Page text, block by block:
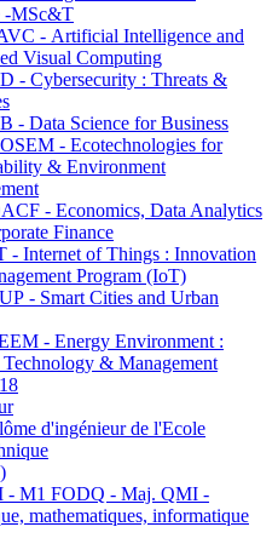
-MSc&T
- Artificial Intelligence and
Visual Computing
- Cybersecurity : Threats &
- Data Science for Business
- Ecotechnologies for
& Environment
- Economics, Data Analytics
Finance
- Internet of Things : Innovation
Program (IoT)
- Smart Cities and Urban
- Energy Environment :
Technology & Management
d'ingénieur de l'Ecole
- M1 FODQ - Maj. QMI -
mathematiques, informatique